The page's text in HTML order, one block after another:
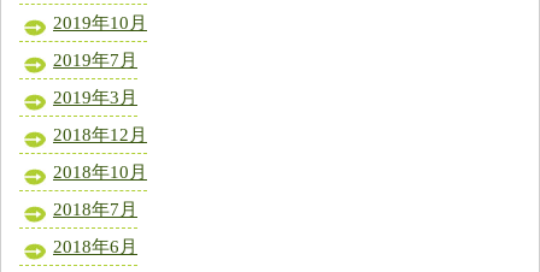
2019年10月
2019年7月
2019年3月
2018年12月
2018年10月
2018年7月
2018年6月